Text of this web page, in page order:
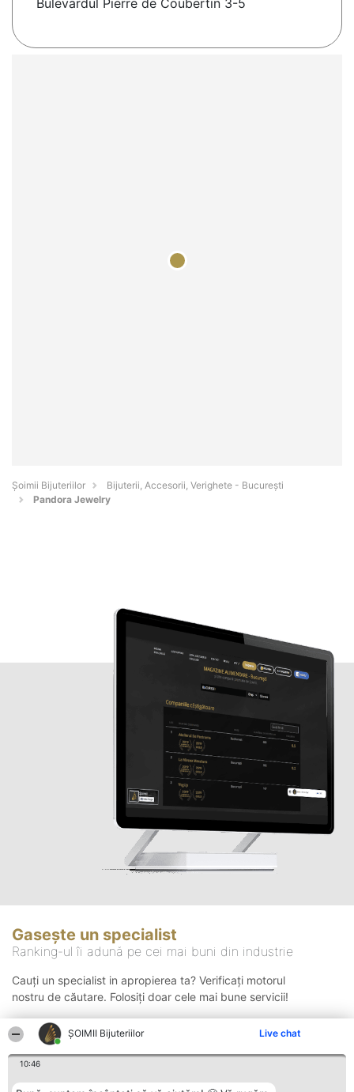
ŞOIMII Bijuteriilor Live chat
10:46
Bulevardul Pierre de Coubertin 3-5
Şoimii Bijuteriilor
Bijuterii, Accesorii, Verighete - Bucureşti
Pandora Jewelry
Gasește un specialist
Ranking-ul îi adună pe cei mai buni din industrie
Cauți un specialist in apropierea ta? Verificați motorul
nostru de căutare. Folosiți doar cele mai bune servicii!